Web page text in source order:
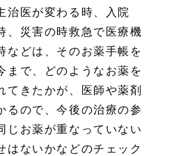
治医が変わる時、入院
、災害の時救急で医療機
などは、そのお薬手帳を
まで、どのようなお薬を
てきたかが、医師や薬剤
るので、今後の治療の参
じお薬が重なっていない
はないかなどのチェック